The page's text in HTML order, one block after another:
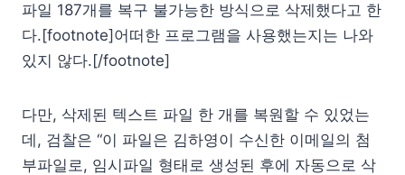
파일 187개를 복구 불가능한 방식으로 삭제했다고 한
다.[footnote]어떠한 프로그램을 사용했는지는 나와
있지 않다.[/footnote]
다만, 삭제된 텍스트 파일 한 개를 복원할 수 있었는
데, 검찰은 “이 파일은 김하영이 수신한 이메일의 첨
부파일로, 임시파일 형태로 생성된 후에 자동으로 삭